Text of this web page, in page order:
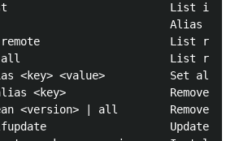
List
Alias for
List
List
<key> <value>          Set alias
<key>                Remove
<version> | all        Remove
Update